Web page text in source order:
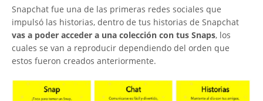
Snapchat fue una de las primeras redes sociales que
impulsó las historias, dentro de tus historias de Snapchat
vas a poder acceder a una colección con tus Snaps, los
cuales se van a reproducir dependiendo del orden que
estos fueron creados anteriormente.